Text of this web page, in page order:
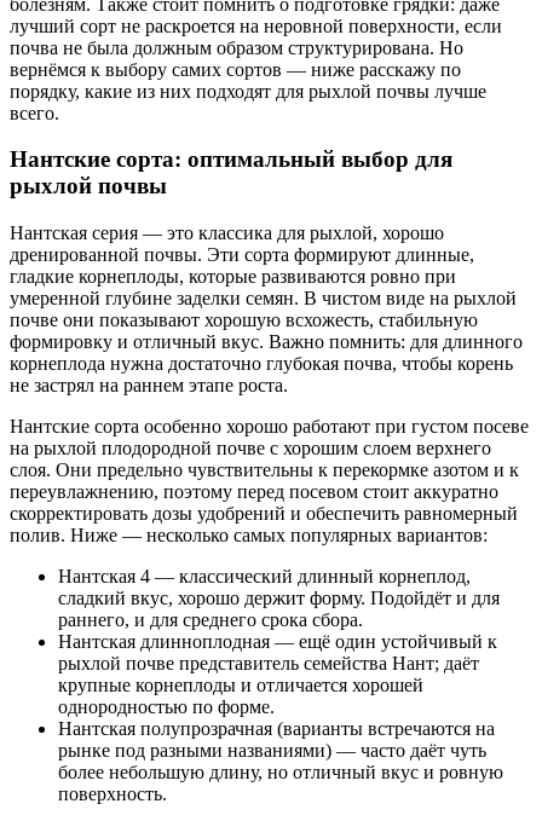
лучший сорт не раскроется на неровной поверхности, если
почва не была должным образом структурирована. Но
вернёмся к выбору самих сортов — ниже расскажу по
порядку, какие из них подходят для рыхлой почвы лучше
всего.
Нантские сорта: оптимальный выбор для
рыхлой почвы
Нантская серия — это классика для рыхлой, хорошо
дренированной почвы. Эти сорта формируют длинные,
гладкие корнеплоды, которые развиваются ровно при
умеренной глубине заделки семян. В чистом виде на рыхлой
почве они показывают хорошую всхожесть, стабильную
формировку и отличный вкус. Важно помнить: для длинного
корнеплода нужна достаточно глубокая почва, чтобы корень
не застрял на раннем этапе роста.
Нантские сорта особенно хорошо работают при густом посеве
на рыхлой плодородной почве с хорошим слоем верхнего
слоя. Они предельно чувствительны к перекормке азотом и к
переувлажнению, поэтому перед посевом стоит аккуратно
скорректировать дозы удобрений и обеспечить равномерный
полив. Ниже — несколько самых популярных вариантов:
Нантская 4 — классический длинный корнеплод,
сладкий вкус, хорошо держит форму. Подойдёт и для
раннего, и для среднего срока сбора.
Нантская длинноплодная — ещё один устойчивый к
рыхлой почве представитель семейства Нант; даёт
крупные корнеплоды и отличается хорошей
однородностью по форме.
Нантская полупрозрачная (варианты встречаются на
рынке под разными названиями) — часто даёт чуть
более небольшую длину, но отличный вкус и ровную
поверхность.